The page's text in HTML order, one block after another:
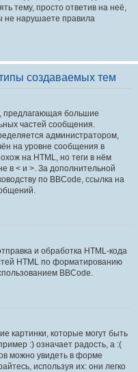
тему, просто ответив на неё,
не нарушаете правила
создаваемых тем
предлагающая большие
частей сообщения.
администратором,
на уровне сообщения в
на HTML, но теги в нём
в < и >. За дополнительной
по BBCode, ссылка на
и обработка HTML-кода
HTML по форматированию
BBCode.
картинки, которые могут быть
:) означает радость, а :(
можно увидеть в форме
используя их: они легко